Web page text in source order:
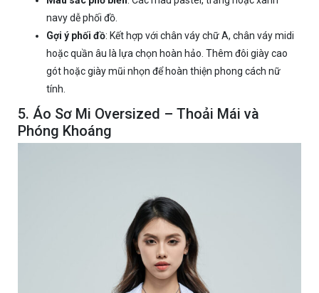
navy dễ phối đồ.
Gợi ý phối đồ: Kết hợp với chân váy chữ A, chân váy midi
hoặc quần âu là lựa chọn hoàn hảo. Thêm đôi giày cao
gót hoặc giày mũi nhọn để hoàn thiện phong cách nữ
tính.
5. Áo Sơ Mi Oversized – Thoải Mái và
Phóng Khoáng